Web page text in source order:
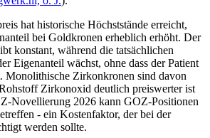
hat historische Höchststände erreicht,
bei Goldkronen erheblich erhöht. Der
konstant, während die tatsächlichen
Eigenanteil wächst, ohne dass der Patient
Monolithische Zirkonkronen sind davon
Zirkonoxid deutlich preiswerter ist
Novellierung 2026 kann GOZ-Positionen
- ein Kostenfaktor, der bei der
werden sollte.